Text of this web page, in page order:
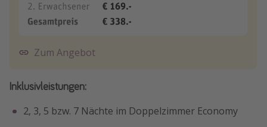
Zum Angebot
Inklusivleistungen:
2, 3, 5 bzw. 7 Nächte im Doppelzimmer Economy